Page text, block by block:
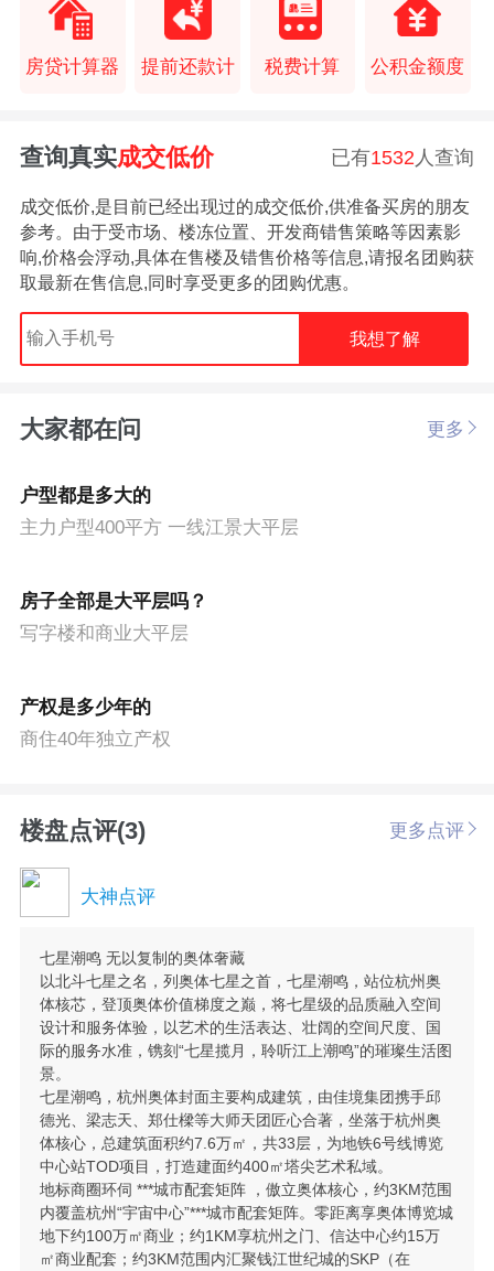
房贷计算器 提前还款计 税费计算 公积金额度
查询真实成交低价 已有1532人查询
成交低价,是目前已经出现过的成交低价,供准备买房的朋友
参考。由于受市场、楼冻位置、开发商错售策略等因素影
响,价格会浮动,具体在售楼及错售价格等信息,请报名团购获
取最新在售信息,同时享受更多的团购优惠。
我想了解
大家都在问 更多
户型都是多大的
主力户型400平方 一线江景大平层
房子全部是大平层吗？
写字楼和商业大平层
产权是多少年的
商住40年独立产权
楼盘点评(3) 更多点评
大神点评
七星潮鸣 无以复制的奥体奢藏
以北斗七星之名，列奥体七星之首，七星潮鸣，站位杭州奥
体核芯，登顶奥体价值梯度之巅，将七星级的品质融入空间
设计和服务体验，以艺术的生活表达、壮阔的空间尺度、国
际的服务水准，镌刻“七星揽月，聆听江上潮鸣”的璀璨生活图
景。
七星潮鸣，杭州奥体封面主要构成建筑，由佳境集团携手邱
德光、梁志天、郑仕樑等大师天团匠心合著，坐落于杭州奥
体核心，总建筑面积约7.6万㎡，共33层，为地铁6号线博览
中心站TOD项目，打造建面约400㎡塔尖艺术私域。
地标商圈环伺 ***城市配套矩阵 ，傲立奥体核心，约3KM范围
内覆盖杭州“宇宙中心”***城市配套矩阵。零距离享奥体博览城
地下约100万㎡商业；约1KM享杭州之门、信达中心约15万
㎡商业配套；约3KM范围内汇聚钱江世纪城的SKP（在